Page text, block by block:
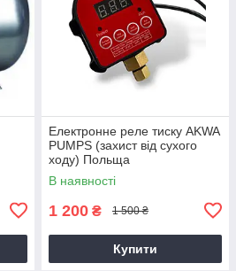
Електронне реле тиску AKWA
PUMPS (захист від сухого
ходу) Польща
В наявності
1 200 ₴ 1 500 ₴
Купити